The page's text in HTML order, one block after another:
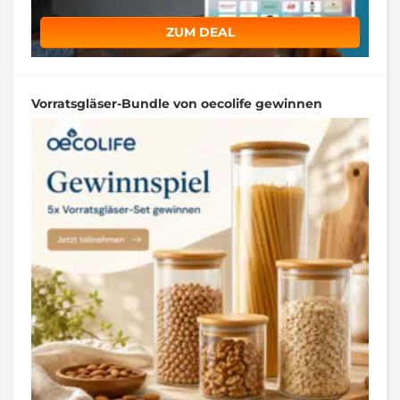
ZUM DEAL
Vorratsgläser-Bundle von oecolife gewinnen